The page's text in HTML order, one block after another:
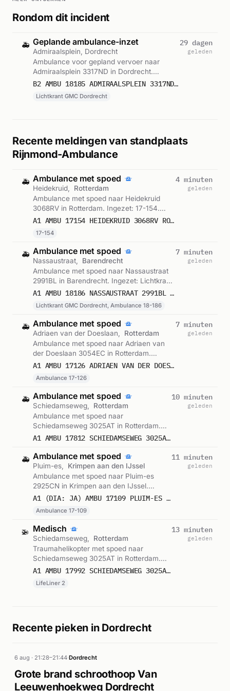
Rondom dit incident
🚑 Geplande ambulance-inzet
Admiraalsplein, Dordrecht
Ambulance voor gepland vervoer naar
Admiraalsplein 3317ND in Dordrecht.
Ingezet: Lichtkrant GMC Dordrecht. GemeldB2 AMBU 18185 ADMIRAALSPLEIN 3317ND DORDRECHT DORDRT BON 106739
Lichtkrant GMC Dordrecht
29 dagen
geleden
Recente meldingen van standplaats
Rijnmond-Ambulance
🚑 Ambulance met spoed
Heidekruid,
Rotterdam
Ambulance met spoed naar Heidekruid
3068RV in Rotterdam. Ingezet: 17-154.
Gemeld om 10:05.
A1 AMBU 17154 HEIDEKRUID 3068RV ROTTERDAM ROTTDM BON 122776
17-154
4 minuten
geleden
🚑 Ambulance met spoed
Nassaustraat,
Barendrecht
Ambulance met spoed naar Nassaustraat
2991BL in Barendrecht. Ingezet: Lichtkrant
GMC Dordrecht, Ambulance 18-186.
A1 AMBU 18186 NASSAUSTRAAT 2991BL BARENDRECHT BARDRT BON 122775
Lichtkrant GMC Dordrecht, Ambulance 18-186
7 minuten
geleden
🚑 Ambulance met spoed
Adriaen van der Doeslaan,
Rotterdam
Ambulance met spoed naar Adriaen van
der Doeslaan 3054EC in Rotterdam.
Ingezet: Ambulance 17-126. Gemeld om
A1 AMBU 17126 ADRIAEN VAN DER DOESLAAN 3054EC ROTTERDAM ROTTDM BON 122774
Ambulance 17-126
7 minuten
geleden
🚑 Ambulance met spoed
Schiedamseweg,
Rotterdam
Ambulance met spoed naar
Schiedamseweg 3025AT in Rotterdam.
Ingezet: Ambulance. Gemeld om 09:59. A1 AMBU 17812 SCHIEDAMSEWEG 3025AT ROTTERDAM ROTTDM BON 122773
10 minuten
geleden
🚑 Ambulance met spoed
Pluim-es,
Krimpen aan den IJssel
Ambulance met spoed naar Pluim-es
2925CN in Krimpen aan den IJssel.
Ingezet: Ambulance 17-109. Gemeld om A1 (DIA: JA) AMBU 17109 PLUIM-ES 2925CN KRIMPEN AAN DEN IJSSEL KRIMIJ BON 122772
Ambulance 17-109
11 minuten
geleden
🚁 Medisch
Schiedamseweg,
Rotterdam
Traumahelikopter met spoed naar
Schiedamseweg 3025AT in Rotterdam.
Ingezet: LifeLiner 2. Gemeld om 09:56. A1 AMBU 17992 SCHIEDAMSEWEG 3025AT ROTTERDAM ROTTDM BON 122771
LifeLiner 2
13 minuten
geleden
Recente pieken in Dordrecht
6 aug · 21:28–21:44·Dordrecht
Grote brand schroothoop Van
Leeuwenhoekweg Dordrecht